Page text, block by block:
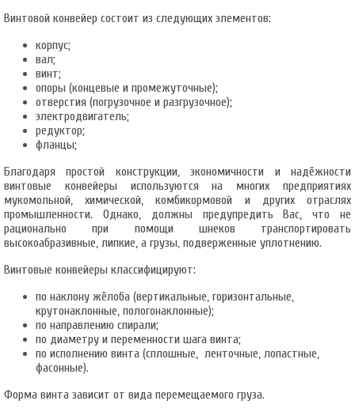
Винтовой конвейер состоит из следующих элементов:
корпус;
вал;
винт;
опоры (концевые и промежуточные);
отверстия (погрузочное и разгрузочное);
электродвигатель;
редуктор;
фланцы;
Благодаря простой конструкции, экономичности и надёжности
винтовые конвейеры используются на многих предприятиях
мукомольной, химической, комбикормовой и других отраслях
промышленности. Однако, должны предупредить Вас, что не
рационально при помощи шнеков транспортировать
высокоабразивные, липкие, а грузы, подверженные уплотнению.
Винтовые конвейеры классифицируют:
по наклону жёлоба (вертикальные, горизонтальные,
крутонаклонные, пологонаклонные);
по направлению спирали;
по диаметру и переменности шага винта;
по исполнению винта (сплошные, ленточные, лопастные,
фасонные).
Форма винта зависит от вида перемещаемого груза.